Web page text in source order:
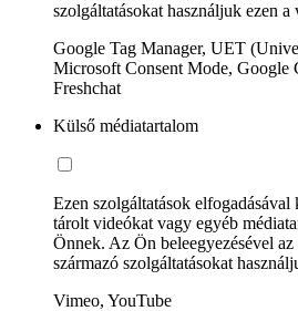
szolgáltatásokat használjuk ezen a
Google Tag Manager, UET
Microsoft Consent Mode, Google
Freshchat
Külső médiatartalom
Ezen szolgáltatások
tárolt videókat vagy egyéb
Önnek. Az Ön beleegyezésével
származó szolgáltatásokat
Vimeo, YouTube